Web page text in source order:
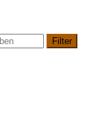
Filter